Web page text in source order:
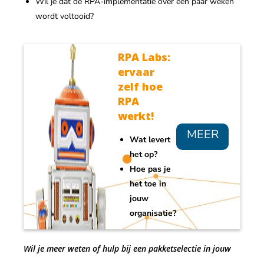
wordt voltooid?
RPA Labs:
ervaar
zelf hoe
RPA
werkt!
Wat levert
het op?
Hoe pas je
het toe in
jouw
organisatie?
MEER
Wil je meer weten of hulp bij een pakketselectie in jouw